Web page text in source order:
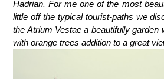
Hadrian. For me one of the most
little off the typical tourist-paths we
the Atrium Vestae a beautifully garden
with orange trees addition to a great